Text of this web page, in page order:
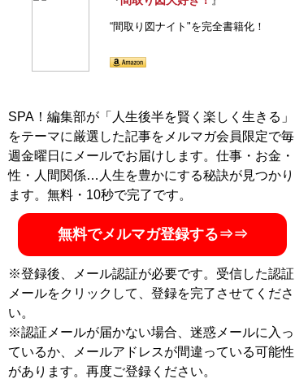
“間取り図ナイト"を完全書籍化！
SPA！編集部が「人生後半を賢く楽しく生きる」
をテーマに厳選した記事をメルマガ会員限定で毎
週金曜日にメールでお届けします。仕事・お金・
性・人間関係…人生を豊かにする秘訣が見つかり
ます。無料・10秒で完了です。
無料でメルマガ登録する⇒⇒
※登録後、メール認証が必要です。受信した認証
メールをクリックして、登録を完了させてくださ
い。
※認証メールが届かない場合、迷惑メールに入っ
ているか、メールアドレスが間違っている可能性
があります。再度ご登録ください。